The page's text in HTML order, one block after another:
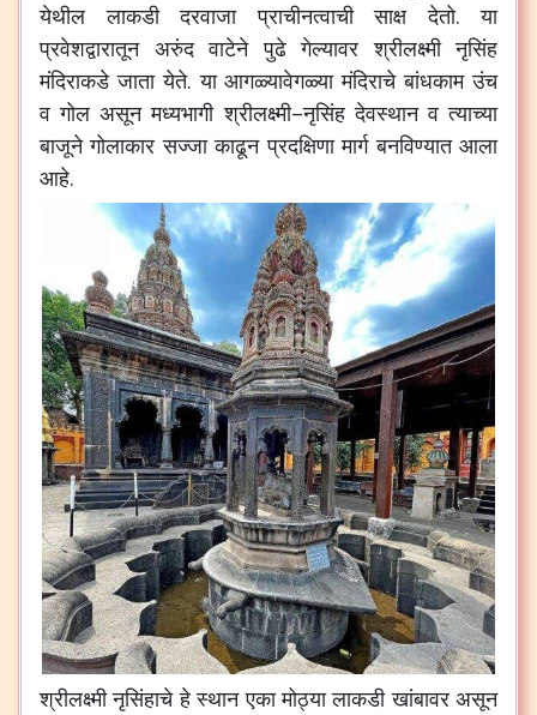
येथील
लाकडी दरवाजा प्राचीनत्वाची साक्ष देतो.या
प्रवेशद्वारातून अरुंद वाटेने पुढे गेल्यावर श्रीलक्ष्मी नृसिंह
मंदिराकडे जाता येते.या आगळ्यावेगळ्या मंदिराचे बांधकाम उंच
व गोल असून मध्यभागी श्रीलक्ष्मी–नृसिंह देवस्थान व त्याच्या
बाजूने गोलाकार सज्जा काढून प्रदक्षिणा मार्ग बनविण्यात आला
आहे.
श्रीलक्ष्मी नृसिंहाचे हे स्थान एका मोठ्या लाकडी खांबावर असून